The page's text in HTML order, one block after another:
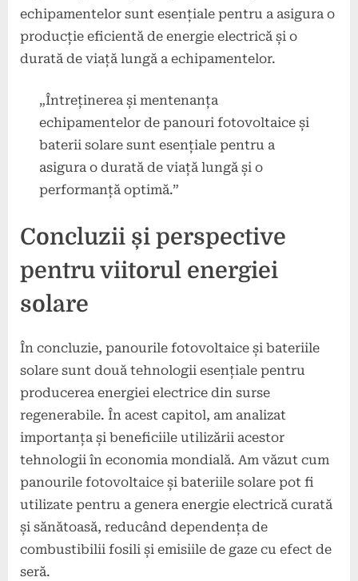
echipamentelor sunt esențiale pentru a asigura o
producție eficientă de energie electrică și o
durată de viață lungă a echipamentelor.
„Întreținerea și mentenanța
echipamentelor de panouri fotovoltaice și
baterii solare sunt esențiale pentru a
asigura o durată de viață lungă și o
performanță optimă.”
Concluzii și perspective
pentru viitorul energiei
solare
În concluzie, panourile fotovoltaice și bateriile
solare sunt două tehnologii esențiale pentru
producerea energiei electrice din surse
regenerabile. În acest capitol, am analizat
importanța și beneficiile utilizării acestor
tehnologii în economia mondială. Am văzut cum
panourile fotovoltaice și bateriile solare pot fi
utilizate pentru a genera energie electrică curată
și sănătoasă, reducând dependența de
combustibilii fosili și emisiile de gaze cu efect de
seră.